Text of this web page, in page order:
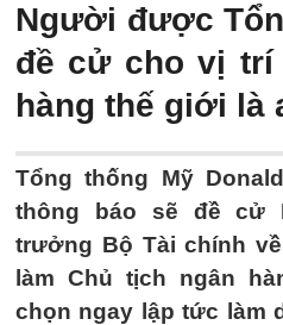
Người được
đề cử cho vị trí
hàng thế giới là
Tổng thống Mỹ
thông báo sẽ đề cử
trưởng Bộ Tài chính
làm Chủ tịch ngân
chọn ngay lập tức làm